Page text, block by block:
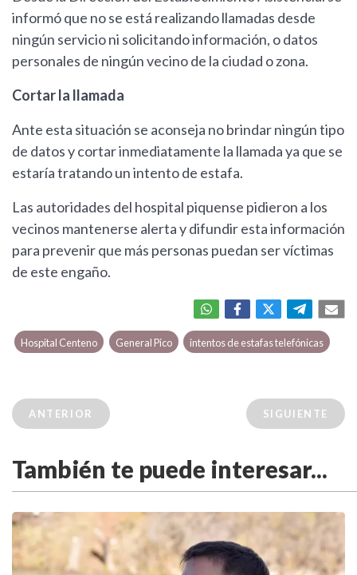
informó que no se está realizando llamadas desde
ningún servicio ni solicitando información, o datos
personales de ningún vecino de la ciudad o zona.
Cortar la llamada
Ante esta situación se aconseja no brindar ningún tipo
de datos y cortar inmediatamente la llamada ya que se
estaría tratando un intento de estafa.
Las autoridades del hospital piquense pidieron a los
vecinos mantenerse alerta y difundir esta información
para prevenir que más personas puedan ser víctimas
de este engaño.
Hospital Centeno General Pico intentos de estafas telefónicas
ANTERIOR SIGUIENTE
También te puede interesar...